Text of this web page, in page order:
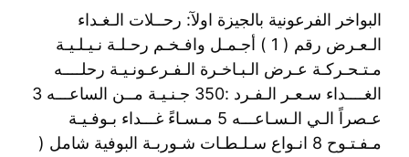
البواخر الفرعونية بالجيزة اولآ: رحــلات الـغـداء
الـعـرض رقم ( 1 ) أجـمـل وافـخـم رحـلـة نـيـلـيـة
مـتـحـركـة عـرض الـبـاخـرة الـفـرعـونـيـة رحلــــه
الغــــداء سـعـر الـفـرد :350 جـنـيـة مــن الساعـــه 3
عـصراً الـي الـسـاعـــه 5 مـسـاءً غـــداء بـوفـيـة
مـفـتـوح 8 انـواع سـلـطـات شـوربـة البوفية شامل (